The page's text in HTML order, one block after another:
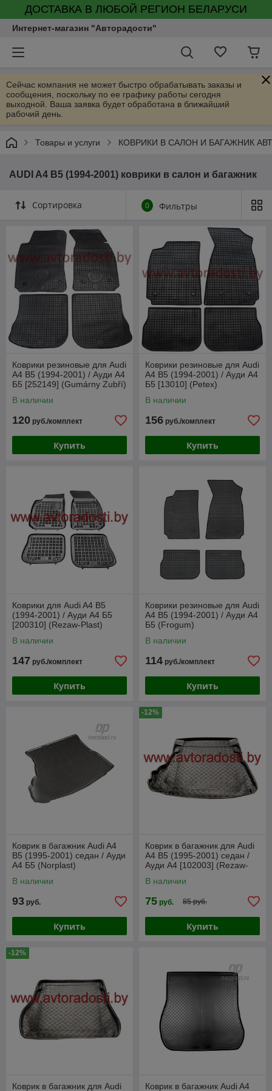
ДОСТАВКА В ЛЮБОЙ РЕГИОН БЕЛАРУСИ
Интернет-магазин "Авторадости"
Сейчас компания не может быстро обрабатывать заказы и
сообщения, поскольку по ее графику работы сегодня
выходной. Ваша заявка будет обработана в ближайший
рабочий день.
Товары и услуги КОВРИКИ В САЛОН И БАГАЖНИК
AUDI A4 B5 (1994-2001) коврики в салон и багажник
Сортировка 0 Фильтры
Коврики резиновые для Audi
A4 B5 (1994-2001) / Ауди А4
Б5 [252149] (Gumárny Zubří)
В наличии
120 руб./комплект
Купить
Коврики резиновые для Audi
A4 B5 (1994-2001) / Ауди А4
Б5 [13010] (Petex)
В наличии
156 руб./комплект
Купить
Коврики для Audi A4 B5
(1994-2001) / Ауди А4 Б5
[200310] (Rezaw-Plast)
В наличии
147 руб./комплект
Купить
Коврики резиновые для Audi
A4 B5 (1994-2001) / Ауди А4
Б5 (Frogum)
В наличии
114 руб./комплект
Купить
Коврик в багажник Audi A4
B5 (1995-2001) седан / Ауди
А4 Б5 (Norplast)
В наличии
93 руб.
Купить
-12%
Коврик в багажник для Audi
A4 B5 (1995-2001) седан /
Ауди А4 [102003] (Rezaw-
В наличии
75 руб. 85 руб.
Купить
-12%
Коврик в багажник для Audi Коврик в багажник Audi A4